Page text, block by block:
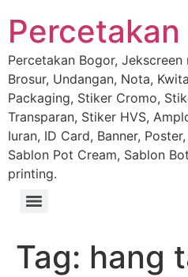
Percetakan Bogor,
Brosur, Undangan, Nota,
Packaging, Stiker Cromo,
Transparan, Stiker HVS,
Iuran, ID Card, Banner,
Sablon Pot Cream, Sablon
printing.
Tag: hang